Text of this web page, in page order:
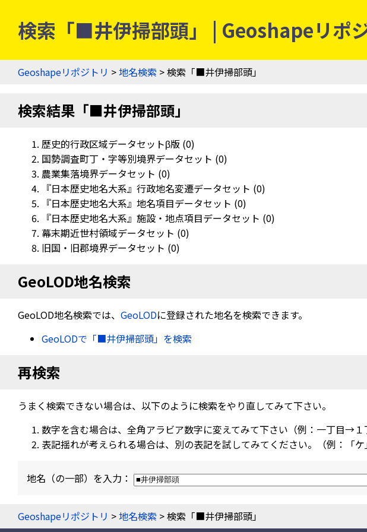
検索「■井伊掃部頭」 | Geoshapeリポ
Geoshapeリポジトリ >地名検索 > 検索「■井伊掃部頭」
検索結果「■井伊掃部頭」
歴史的行政区域データセットβ版 (0)
国勢調査町丁・字等別境界データセット (0)
農業集落境界データセット (0)
『日本歴史地名大系』行政地名変遷データセット (0)
『日本歴史地名大系』地名項目データセット (0)
『日本歴史地名大系』施設・地点項目データセット (0)
幕末期近世村領域データセット (0)
旧国・旧郡境界データセット (0)
GeoLOD地名検索
GeoLOD地名検索では、 GeoLODに登録された地名を検索できます。
GeoLODで「■井伊掃部頭」を検索
再検索
うまく検索できない場合は、以下のように検索をやり直してみて下さい。
数字を含む場合は、全角アラビア数字に変えてみて下さい（例：一丁目→１
表記揺れが考えられる場合は、別の表記を試してみてください。（例：「ケ
地名（の一部）を入力：
Geoshapeリポジトリ >地名検索 > 検索「■井伊掃部頭」